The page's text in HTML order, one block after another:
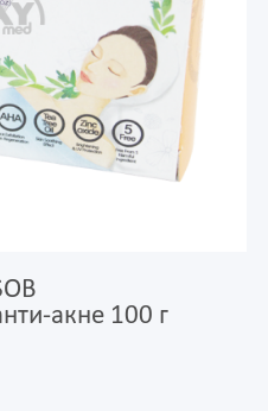
акне 100 г